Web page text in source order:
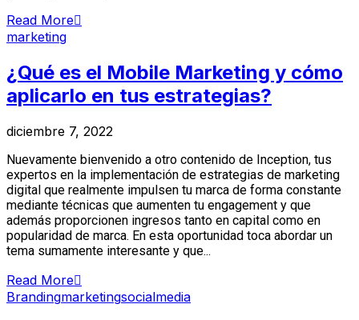
Read More
marketing
¿Qué es el Mobile Marketing y cómo
aplicarlo en tus estrategias?
diciembre 7, 2022
Nuevamente bienvenido a otro contenido de Inception, tus
expertos en la implementación de estrategias de marketing
digital que realmente impulsen tu marca de forma constante
mediante técnicas que aumenten tu engagement y que
además proporcionen ingresos tanto en capital como en
popularidad de marca. En esta oportunidad toca abordar un
tema sumamente interesante y que...
Read More
Brandingmarketingsocialmedia